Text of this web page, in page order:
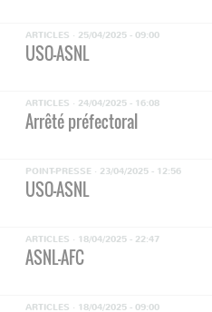
ARTICLES · 25/04/2025 - 09:00
USO-ASNL
ARTICLES · 24/04/2025 - 16:08
Arrêté préfectoral
POINT-PRESSE · 23/04/2025 - 12:56
USO-ASNL
ARTICLES · 18/04/2025 - 22:47
ASNL-AFC
ARTICLES · 18/04/2025 - 09:00